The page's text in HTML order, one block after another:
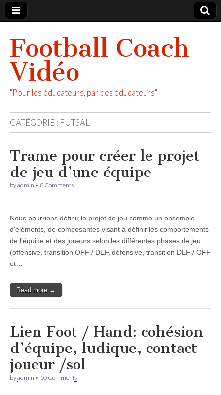
Football Coach
Vidéo
"Pour les éducateurs, par des éducateurs"
CATÉGORIE : FUTSAL
Trame pour créer le projet
de jeu d’une équipe
byadmin • 8 Comments
Nous pourrions définir le projet de jeu comme un ensemble
d’éléments, de composantes visant à définir les comportements
de l’équipe et des joueurs selon les différentes phases de jeu
(offensive, transition OFF / DEF, défensive, transition DEF / OFF
et…
Read more →
Lien Foot / Hand: cohésion
d’équipe, ludique, contact
joueur /sol
byadmin • 10 Comments